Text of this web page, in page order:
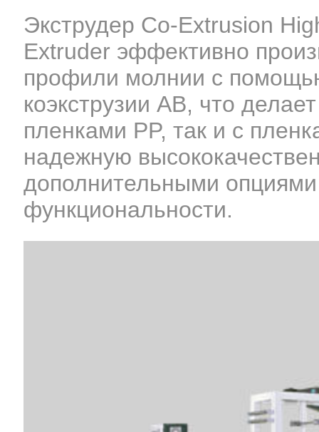
Экструдер Co-Extrusion
Extruder эффективно
профили молнии с
коэкструзии AB, что
пленками PP, так и с
надежную
дополнительными
функциональности.